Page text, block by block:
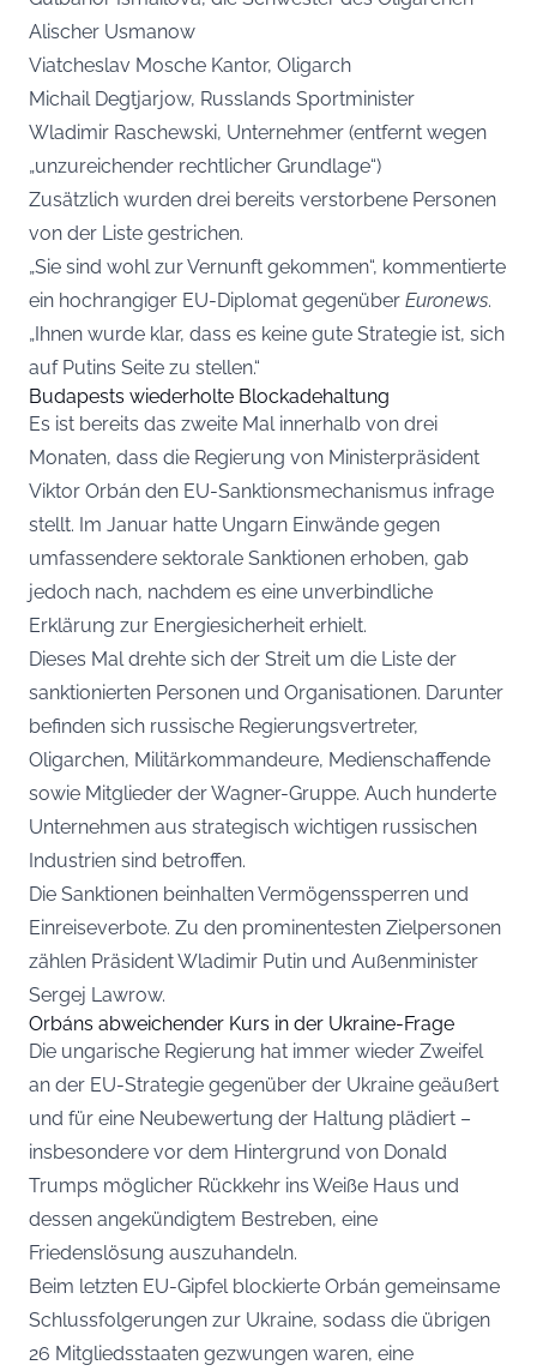
Alischer Usmanow
Viatcheslav Mosche Kantor, Oligarch
Michail Degtjarjow, Russlands Sportminister
Wladimir Raschewski, Unternehmer (entfernt wegen
„unzureichender rechtlicher Grundlage“)
Zusätzlich wurden drei bereits verstorbene Personen
von der Liste gestrichen.
„Sie sind wohl zur Vernunft gekommen“, kommentierte
ein hochrangiger EU-Diplomat gegenüber Euronews.
„Ihnen wurde klar, dass es keine gute Strategie ist, sich
auf Putins Seite zu stellen.“
Budapests wiederholte Blockadehaltung
Es ist bereits das zweite Mal innerhalb von drei
Monaten, dass die Regierung von Ministerpräsident
Viktor Orbán den EU-Sanktionsmechanismus infrage
stellt. Im Januar hatte Ungarn Einwände gegen
umfassendere sektorale Sanktionen erhoben, gab
jedoch nach, nachdem es eine unverbindliche
Erklärung zur Energiesicherheit erhielt.
Dieses Mal drehte sich der Streit um die Liste der
sanktionierten Personen und Organisationen. Darunter
befinden sich russische Regierungsvertreter,
Oligarchen, Militärkommandeure, Medienschaffende
sowie Mitglieder der Wagner-Gruppe. Auch hunderte
Unternehmen aus strategisch wichtigen russischen
Industrien sind betroffen.
Die Sanktionen beinhalten Vermögenssperren und
Einreiseverbote. Zu den prominentesten Zielpersonen
zählen Präsident Wladimir Putin und Außenminister
Sergej Lawrow.
Orbáns abweichender Kurs in der Ukraine-Frage
Die ungarische Regierung hat immer wieder Zweifel
an der EU-Strategie gegenüber der Ukraine geäußert
und für eine Neubewertung der Haltung plädiert –
insbesondere vor dem Hintergrund von Donald
Trumps möglicher Rückkehr ins Weiße Haus und
dessen angekündigtem Bestreben, eine
Friedenslösung auszuhandeln.
Beim letzten EU-Gipfel blockierte Orbán gemeinsame
Schlussfolgerungen zur Ukraine, sodass die übrigen
26 Mitgliedsstaaten gezwungen waren, eine